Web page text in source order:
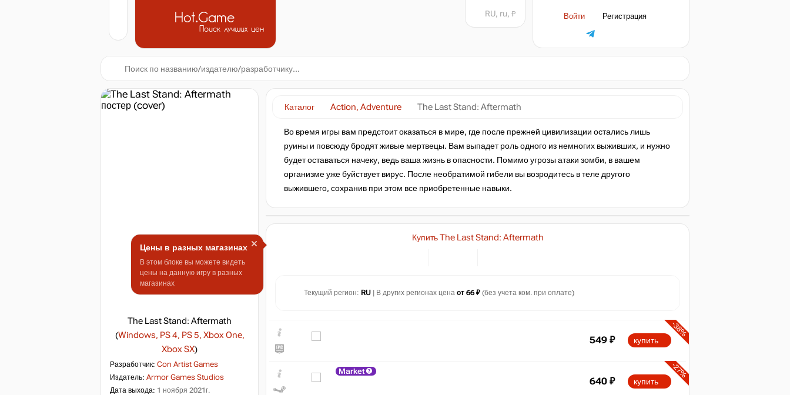
Hot.Game
Поиск лучших цен
Войти Регистрация
RU, ru, ₽
The Last Stand: Aftermath
(Windows, PS 4, PS 5, Xbox One,
Xbox SX)
Разработчик: Con Artist Games
Издатель: Armor Games Studios
Дата выхода: 1 ноября 2021г.
Каталог Action, Adventure The Last Stand: Aftermath
Во время игры вам предстоит оказаться в мире, где после прежней цивилизации остались лишь
руины и повсюду бродят живые мертвецы. Вам выпадет роль одного из немногих выживших, и нужно
будет оставаться начеку, ведь ваша жизнь в опасности. Помимо угрозы атаки зомби, в вашем
организме уже буйствует вирус. После необратимой гибели вы возродитесь в теле другого
выжившего, сохранив при этом все приобретенные навыки.
Купить The Last Stand: Aftermath
Текущий регион: RU | В других регионах цена от 66 ₽ (без учета ком. при оплате)
-38%
549 ₽ купить
Market -27%
640 ₽ купить
Цены в разных магазинах
В этом блоке вы можете видеть
цены на данную игру в разных
магазинах